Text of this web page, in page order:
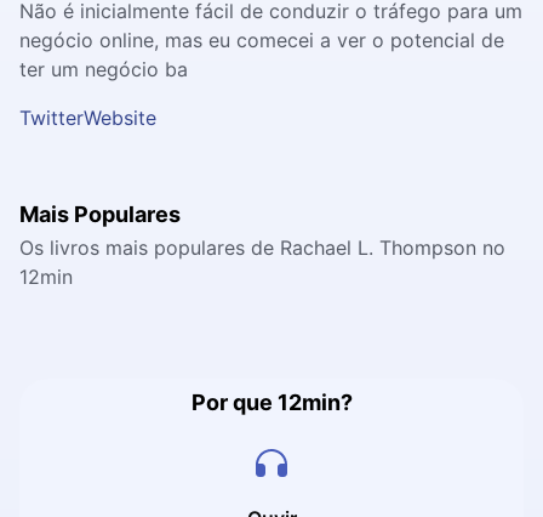
Não é inicialmente fácil de conduzir o tráfego para um
negócio online, mas eu comecei a ver o potencial de
ter um negócio ba
TwitterWebsite
Mais Populares
Os livros mais populares de Rachael L. Thompson no
12min
Por que 12min?